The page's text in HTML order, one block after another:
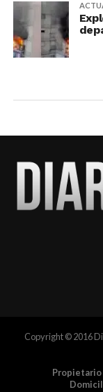
Copyright © 2016
Propietario